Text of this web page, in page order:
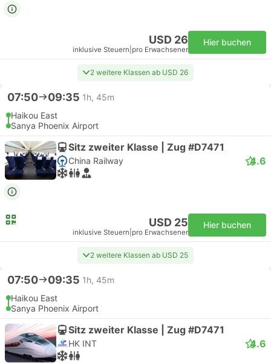
USD 26
inklusive Steuern pro Erwachsener
Hier buchen
2 weitere Klassen ab USD 26
07:50 09:35 1h, 45m
Haikou East
Sanya Phoenix Airport
Sitz zweiter Klasse | Zug #D7471
China Railway 4.6
USD 25
inklusive Steuern pro Erwachsener
Hier buchen
2 weitere Klassen ab USD 25
07:50 09:35 1h, 45m
Haikou East
Sanya Phoenix Airport
Sitz zweiter Klasse | Zug #D7471
HK INT 4.6